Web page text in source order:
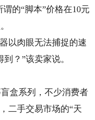
的“脚本”价格在10元
以肉眼无法捕捉的速
？”该卖家说。
盒系列，不少消费者
二手交易市场的“天